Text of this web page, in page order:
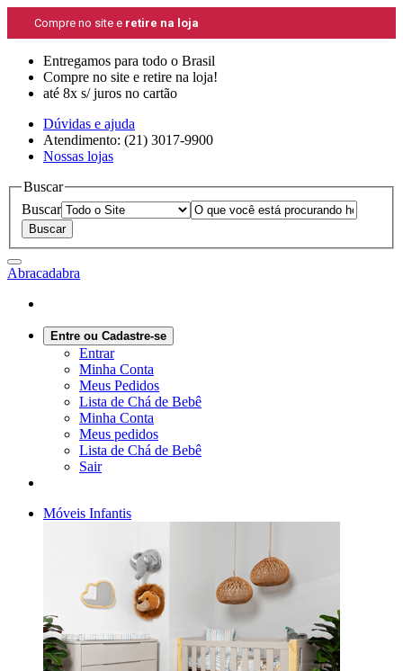
Compre no site e retire na loja
Entregamos para todo o Brasil
Compre no site e retire na loja!
até 8x s/ juros no cartão
Dúvidas e ajuda
Atendimento: (21) 3017-9900
Nossas lojas
Buscar
Buscar
Abracadabra
Entre ou Cadastre-se
Entrar
Minha Conta
Meus Pedidos
Lista de Chá de Bebê
Minha Conta
Meus pedidos
Lista de Chá de Bebê
Sair
Móveis Infantis